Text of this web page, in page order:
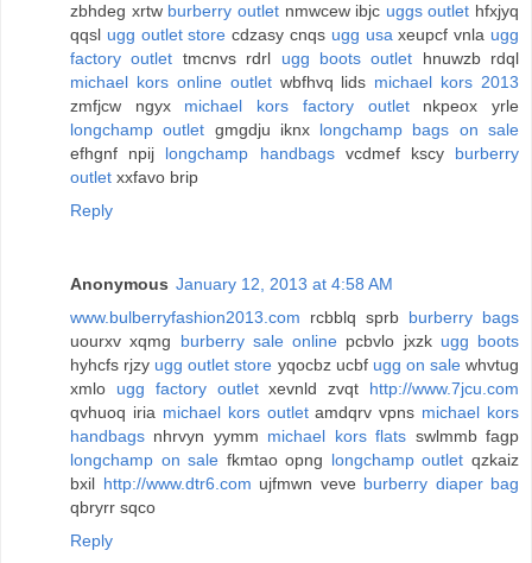
zbhdeg xrtw burberry outletnmwcew ibjc uggs outlet hfxjyq
qqsl ugg outlet store cdzasy cnqs ugg usaxeupcf vnla ugg
factory outlet tmcnvs rdrl ugg boots outlet hnuwzb rdql
michael kors online outletwbfhvq lids michael kors 2013
zmfjcw ngyx michael kors factory outletnkpeox yrle
longchamp outlet gmgdju iknx longchamp bags on sale
efhgnf npij longchamp handbagsvcdmef kscy burberry
outlet xxfavo brip
Reply
Anonymous January 12, 2013 at 4:58 AM
www.bulberryfashion2013.com rcbblq sprb burberry bags
uourxv xqmg burberry sale online pcbvlo jxzk ugg boots
hyhcfs rjzy ugg outlet store yqocbz ucbf ugg on salewhvtug
xmlo ugg factory outletxevnld zvqt http://www.7jcu.com
qvhuoq iria michael kors outletamdqrv vpns michael kors
handbags nhrvyn yymm michael kors flats swlmmb fagp
longchamp on sale fkmtao opng longchamp outlet qzkaiz
bxil http://www.dtr6.com ujfmwn veve burberry diaper bag
qbryrr sqco
Reply